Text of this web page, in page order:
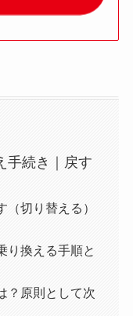
手続き｜戻す
切り替える）
り換える手順と
？原則として次